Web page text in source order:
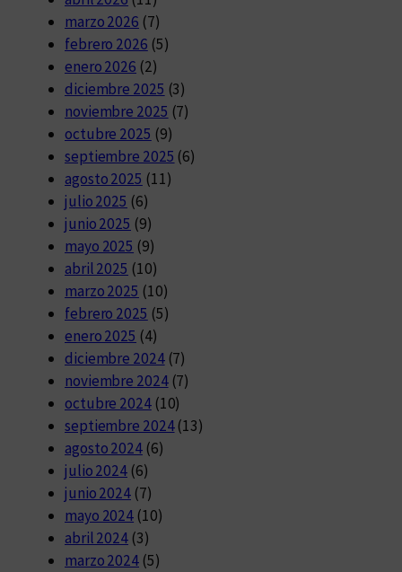
marzo 2026 (7)
febrero 2026 (5)
enero 2026 (2)
diciembre 2025 (3)
noviembre 2025 (7)
octubre 2025 (9)
septiembre 2025 (6)
agosto 2025 (11)
julio 2025 (6)
junio 2025 (9)
mayo 2025 (9)
abril 2025 (10)
marzo 2025 (10)
febrero 2025 (5)
enero 2025 (4)
diciembre 2024(7)
noviembre 2024(7)
octubre 2024(10)
septiembre 2024(13)
agosto 2024(6)
julio 2024 (6)
junio 2024 (7)
mayo 2024 (10)
abril 2024 (3)
marzo 2024 (5)